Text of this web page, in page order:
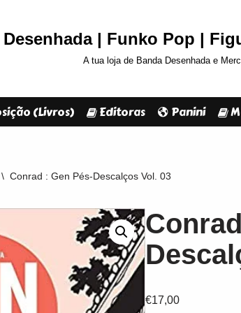
| Funko Pop |
A tua loja de Banda Desenhada e
(Livros) Editoras Panini
\ Conrad : Gen Pés-Descalços Vol. 03
€17,00